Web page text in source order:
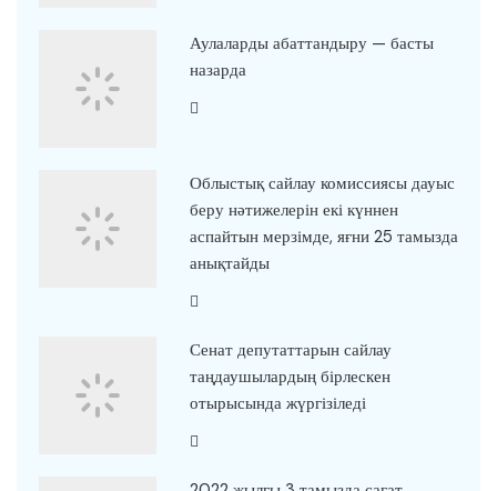
Аулаларды абаттандыру — басты
назарда
Облыстық сайлау комиссиясы дауыс
беру нәтижелерін екі күннен
аспайтын мерзімде, яғни 25 тамызда
анықтайды
Сенат депутаттарын сайлау
таңдаушылардың бірлескен
отырысында жүргізіледі